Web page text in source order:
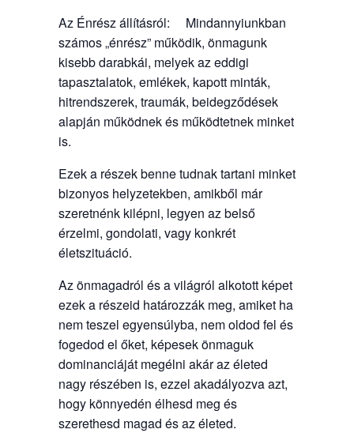
Az Énrész állításról: Mindannyiunkban
számos „énrész” működik, önmagunk
kisebb darabkái, melyek az eddigi
tapasztalatok, emlékek, kapott minták,
hitrendszerek, traumák, beidegződések
alapján működnek és működtetnek minket
is.
Ezek a részek benne tudnak tartani minket
bizonyos helyzetekben, amikből már
szeretnénk kilépni, legyen az belső
érzelmi, gondolati, vagy konkrét
életszituáció.
Az önmagadról és a világról alkotott képet
ezek a részeid határozzák meg, amiket ha
nem teszel egyensúlyba, nem oldod fel és
fogedod el őket, képesek önmaguk
dominanciáját megélni akár az életed
nagy részében is, ezzel akadályozva azt,
hogy könnyedén élhesd meg és
szerethesd magad és az életed.